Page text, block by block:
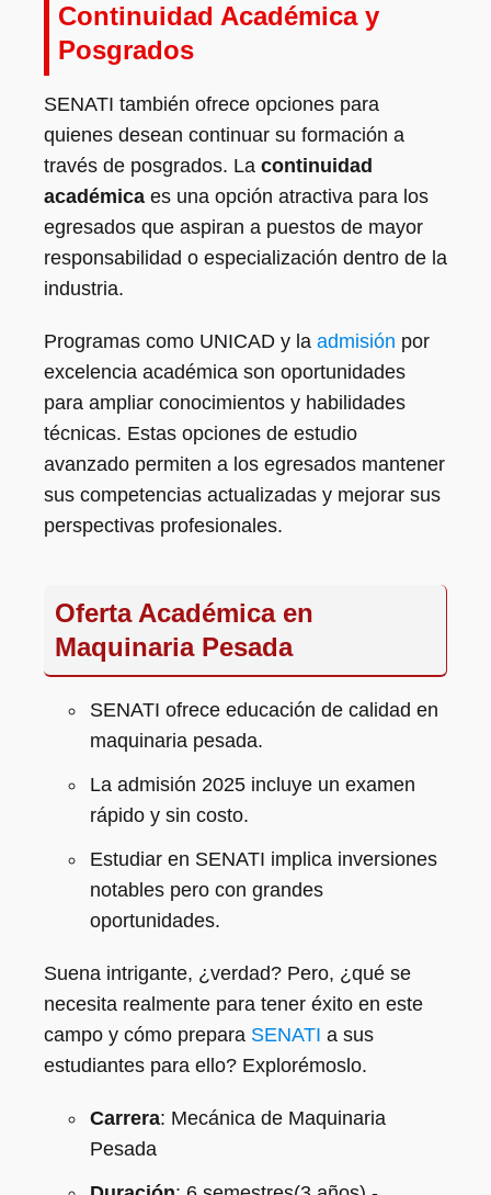
Continuidad Académica y
Posgrados
SENATI también ofrece opciones para
quienes desean continuar su formación a
través de posgrados. La continuidad
académica es una opción atractiva para los
egresados que aspiran a puestos de mayor
responsabilidad o especialización dentro de la
industria.
Programas como UNICAD y la admisión por
excelencia académica son oportunidades
para ampliar conocimientos y habilidades
técnicas. Estas opciones de estudio
avanzado permiten a los egresados mantener
sus competencias actualizadas y mejorar sus
perspectivas profesionales.
Oferta Académica en
Maquinaria Pesada
SENATI ofrece educación de calidad en
maquinaria pesada.
La admisión 2025 incluye un examen
rápido y sin costo.
Estudiar en SENATI implica inversiones
notables pero con grandes
oportunidades.
Suena intrigante, ¿verdad? Pero, ¿qué se
necesita realmente para tener éxito en este
campo y cómo prepara SENATI a sus
estudiantes para ello? Explorémoslo.
Carrera: Mecánica de Maquinaria
Pesada